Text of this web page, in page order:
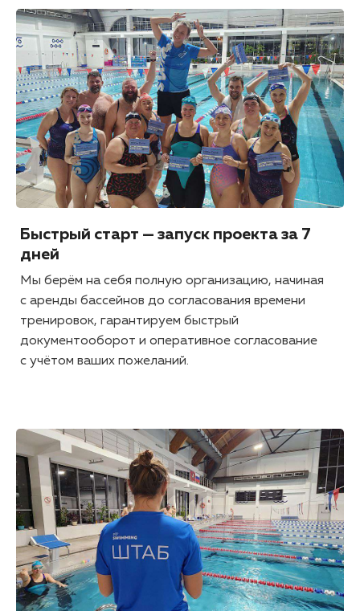
Быстрый старт — запуск проекта за 7
дней
Мы берём на себя полную организацию, начиная
с аренды бассейнов до согласования времени
тренировок, гарантируем быстрый
документооборот и оперативное согласование
с учётом ваших пожеланий.